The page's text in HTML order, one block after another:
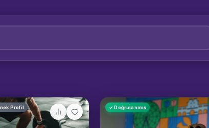
Profil ✓ Doğrulanmış